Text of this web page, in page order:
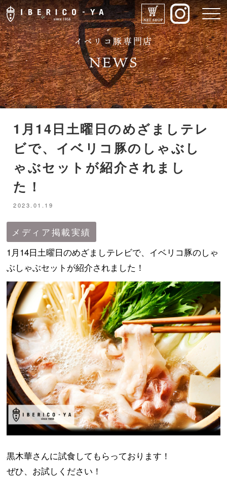
IBERICO-YAのこだわり
メニュー
店舗紹介
コラム
メディア掲載実績
イベリコ豚専門店
NEWS
1月14日土曜日のめざましテレ
ビで、イベリコ豚のしゃぶし
ゃぶセットが紹介されまし
た！
2023.01.19
メディア掲載実績
1月14日土曜日のめざましテレビで、イベリコ豚のしゃ
ぶしゃぶセットが紹介されました！
黒木華さんに試食してもらっております！
ぜひ、お試しください！